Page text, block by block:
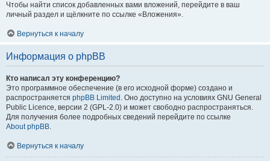
Чтобы найти список добавленных вами вложений, перейдите в ваш
личный раздел и щёлкните по ссылке «Вложения».
Вернуться к началу
Информация о phpBB
Кто написал эту конференцию?
Это программное обеспечение (в его исходной форме) создано и
распространяется phpBB Limited . Оно доступно на условиях GNU General
Public Licence, версии 2 (GPL-2.0) и может свободно распространяться.
Для получения более подробных сведений перейдите по ссылке
About phpBB.
Вернуться к началу